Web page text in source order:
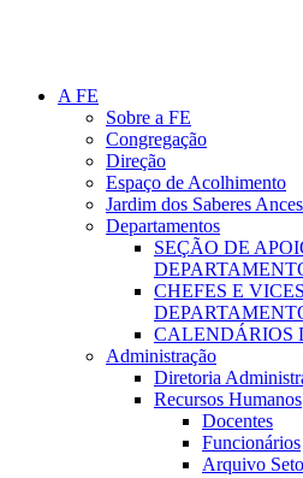
A FE
Sobre a FE
Congregação
Direção
Espaço de Acolhimento
Jardim dos Saberes
Departamentos
SEÇÃO DE
CHEFES E
CALENDÁRIOS
Administração
Diretoria
Recursos Humanos
Docentes
Funcionários
Arquivo